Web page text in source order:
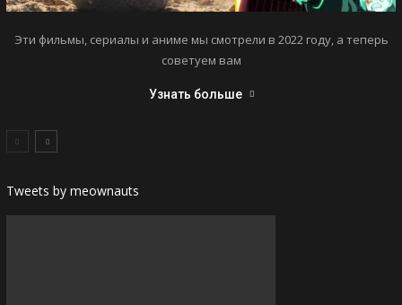
Эти фильмы, сериалы и аниме мы смотрели в 2022 году, а теперь
советуем вам
Узнать больше
Tweets by meownauts